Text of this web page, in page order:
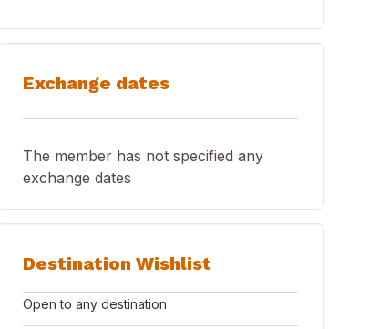
Exchange dates
The member has not specified any
exchange dates
Destination Wishlist
Open to any destination